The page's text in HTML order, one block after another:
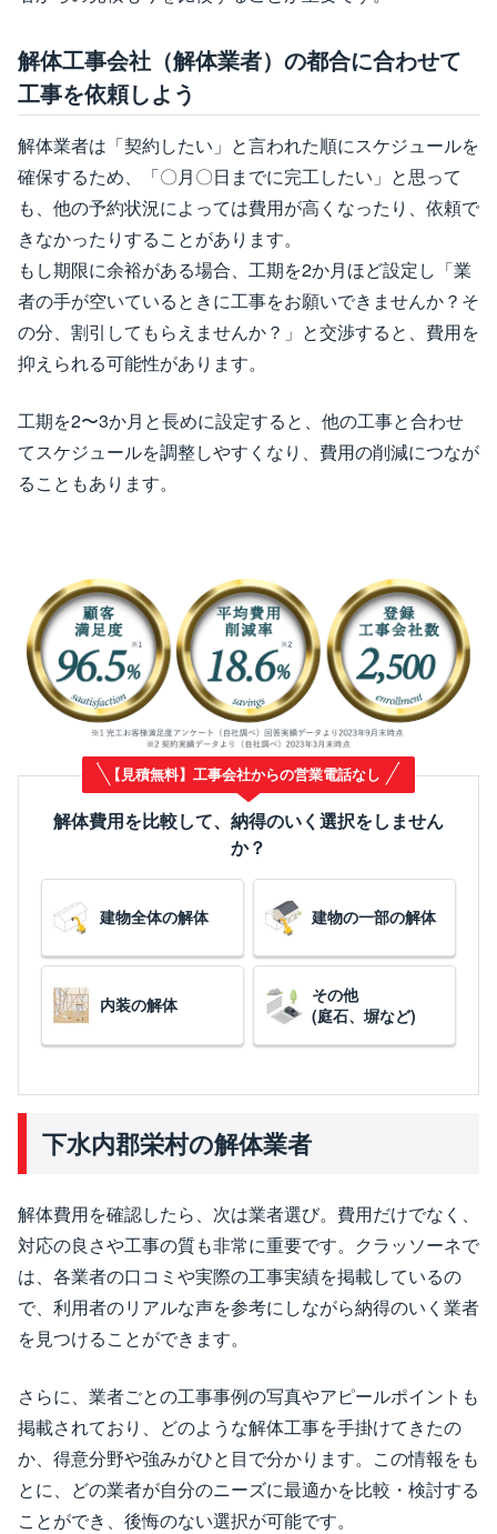
解体工事会社（解体業者）の都合に合わせて
工事を依頼しよう
解体業者は「契約したい」と言われた順にスケジュールを
確保するため、「〇月〇日までに完工したい」と思って
も、他の予約状況によっては費用が高くなったり、依頼で
きなかったりすることがあります。
もし期限に余裕がある場合、工期を2か月ほど設定し「業
者の手が空いているときに工事をお願いできませんか？そ
の分、割引してもらえませんか？」と交渉すると、費用を
抑えられる可能性があります。
工期を2〜3か月と長めに設定すると、他の工事と合わせ
てスケジュールを調整しやすくなり、費用の削減につなが
ることもあります。
【見積無料】工事会社からの営業電話なし
解体費用を比較して、納得のいく選択をしません
か？
建物全体の解体 建物の一部の解体
内装の解体
その他
(庭石、塀など)
下水内郡栄村の解体業者
解体費用を確認したら、次は業者選び。費用だけでなく、
対応の良さや工事の質も非常に重要です。クラッソーネで
は、各業者の口コミや実際の工事実績を掲載しているの
で、利用者のリアルな声を参考にしながら納得のいく業者
を見つけることができます。
さらに、業者ごとの工事事例の写真やアピールポイントも
掲載されており、どのような解体工事を手掛けてきたの
か、得意分野や強みがひと目で分かります。この情報をも
とに、どの業者が自分のニーズに最適かを比較・検討する
ことができ、後悔のない選択が可能です。